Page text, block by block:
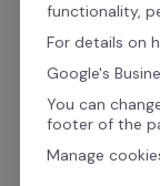
tra
Cosa offrono
quale dei
functionality,
For details on
Google's
You can
footer of the
Manage